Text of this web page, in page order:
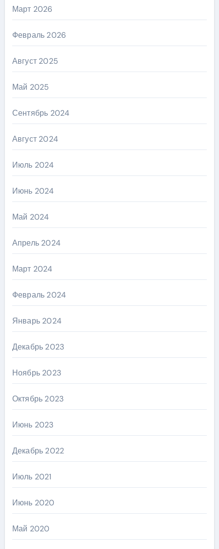
Март 2026
Февраль 2026
Август 2025
Май 2025
Сентябрь 2024
Август 2024
Июль 2024
Июнь 2024
Май 2024
Апрель 2024
Март 2024
Февраль 2024
Январь 2024
Декабрь 2023
Ноябрь 2023
Октябрь 2023
Июнь 2023
Декабрь 2022
Июль 2021
Июнь 2020
Май 2020